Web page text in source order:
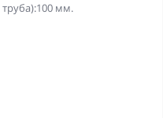
труба):100 мм.